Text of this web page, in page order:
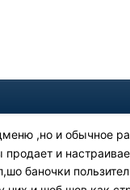
,но и обычное
продает и
баночки